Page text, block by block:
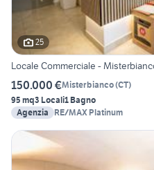
25
Locale Commerciale -
150.000 €Misterbianco(CT)
95 mq3 Locali1 Bagno
Agenzia
RE/MAX Platinum